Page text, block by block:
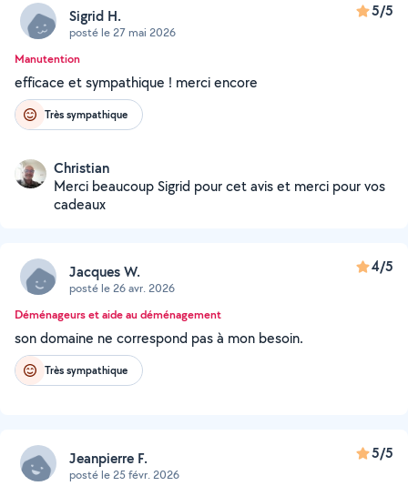
Sigrid H.
posté le 27 mai 2026
5/5
Manutention
efficace et sympathique ! merci encore
Très sympathique
Christian
Merci beaucoup Sigrid pour cet avis et merci pour vos
cadeaux
Jacques W.
posté le 26 avr. 2026
4/5
Déménageurs et aide au déménagement
son domaine ne correspond pas à mon besoin.
Très sympathique
Jeanpierre F.
posté le 25 févr. 2026
5/5